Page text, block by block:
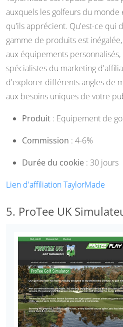
auxquels les golfeurs du
qu'ils apprécient. Qu'est-ce qui
gamme de produits est
aux équipements
spécialistes du marketing
d'explorer différents angles de
aux besoins uniques de votre
Produit : Equipement de
Commission : 4-6%
Durée du cookie : 30 jours
Lien d'affiliation TaylorMade
5. ProTee UK